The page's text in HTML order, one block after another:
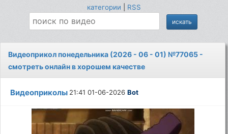
категории RSS
Видеоприкол понедельника (2026 - 06 - 01) №77065 -
смотреть онлайн в хорошем качестве
Видеоприколы 21:41 01-06-2026Bot